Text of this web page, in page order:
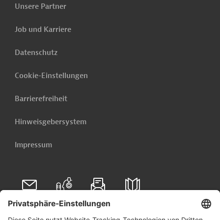
Unsere Partner
Job und Karriere
Datenschutz
Cookie-Einstellungen
Barrierefreiheit
Hinweisgebersystem
Impressum